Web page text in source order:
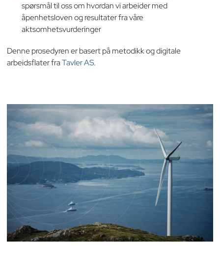
spørsmål til oss om hvordan vi arbeider med
åpenhetsloven og resultater fra våre
aktsomhetsvurderinger
Denne prosedyren er basert på metodikk og digitale
arbeidsflater fraTavler AS.